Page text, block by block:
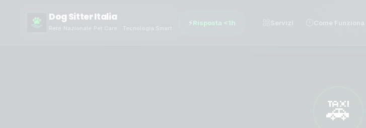
Dog Sitter Italia
Rete Nazionale Pet Care · Tecnologia Smart
⚡Risposta <1h Servizi Come Funziona
🚕